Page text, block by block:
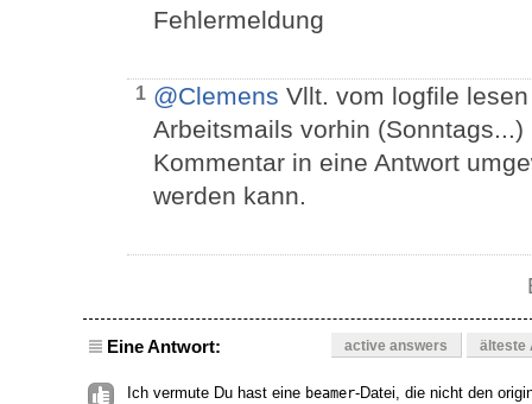
Fehlermeldung
1 @Clemens Vllt. vom logfile
Arbeitsmails vorhin
Kommentar in eine Antwort
werden kann.
Eine Antwort: active answers älteste
Ich vermute Du hast eine beamer-Datei, die nicht den